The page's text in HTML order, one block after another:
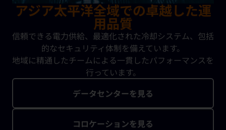
アジア太平洋全域での卓越した運
用品質
信頼できる電力供給、最適化された冷却システム、包括
的なセキュリティ体制を備えています。
地域に精通したチームによる一貫したパフォーマンスを
行っています。
データセンターを見る
コロケーションを見る